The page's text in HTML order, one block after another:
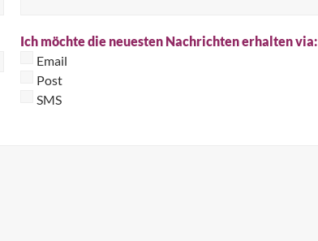
Ich möchte die neuesten Nachrichten erhalten via:
Email
Post
SMS